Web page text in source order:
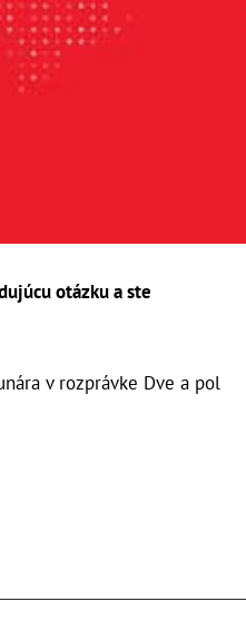
otázku a ste
v rozprávke Dve a pol